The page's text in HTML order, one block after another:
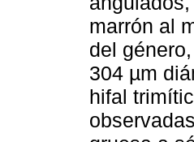
marrón al
del
304 µm
hifal